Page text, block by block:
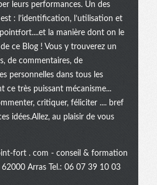
leurs performances. Un des
: l’identification, l’utilisation et
la manière dont on le
ce Blog ! Vous y trouverez un
de commentaires, de
personnelles dans tous les
ce très puissant mécanisme...
critiquer, féliciter .... bref
idées.Allez, au plaisir de vous
fort . com - conseil & formation
Arras Tel.: 06 07 39 10 03